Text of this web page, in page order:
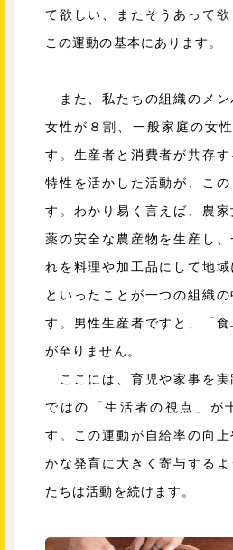
て欲しい、またそうあって欲
この運動の基本にあります。
また、私たちの組織のメン
女性が８割、一般家庭の女
す。生産者と消費者が共存
特性を活かした活動が、こ
す。わかり易く言えば、農
薬の安全な農産物を生産し
れを料理や加工品にして地域
といったことが一つの組織
す。男性生産者ですと、「
が至りません。
ここには、育児や家事を実
ではの「生活者の視点」が
す。この運動が自給率の向
かな発育に大きく寄与する
たちは活動を続けます。